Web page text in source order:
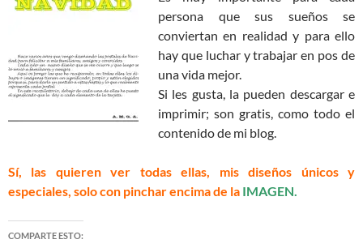
persona que sus sueños se
conviertan en realidad y para ello
hay que luchar y trabajar en pos de
una vida mejor.
Si les gusta, la pueden descargar e
imprimir; son gratis, como todo el
contenido de mi blog.
Sí, las quieren ver todas ellas, mis diseños únicos y
especiales, solo con pinchar encima de la IMAGEN.
COMPARTE ESTO: